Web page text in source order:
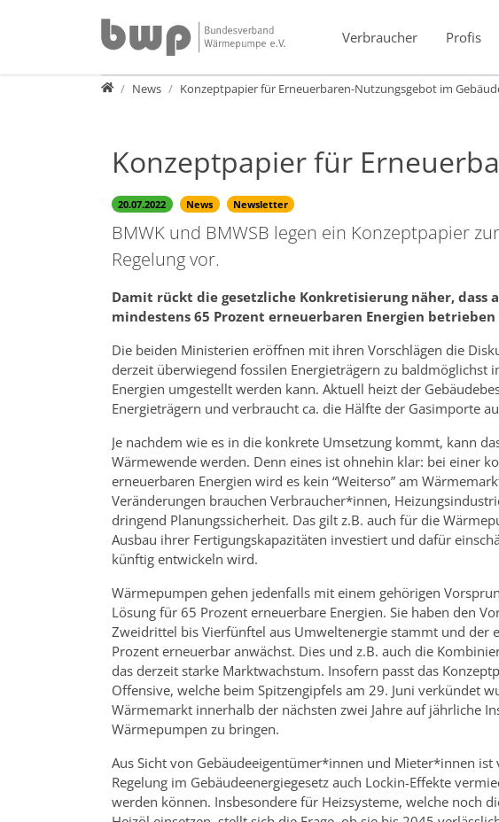
Verbraucher
Profis
PresseNews Konzeptpapier für Erneuerbaren-Nutzungsgebot im
Konzeptpapier für
20.07.2022 News Newsletter
BMWK und BMWSB legen ein Konzeptpapier
Regelung vor.
Damit rückt die gesetzliche Konkretisierung näher, dass
mindestens 65 Prozent erneuerbaren Energien
Die beiden Ministerien eröffnen mit ihren Vorschlägen die
derzeit überwiegend fossilen Energieträgern zu baldmöglichst
Energien umgestellt werden kann. Aktuell heizt der
Energieträgern und verbraucht ca. die Hälfte der Gasimporte
Je nachdem wie es in die konkrete Umsetzung kommt, kann
Wärmewende werden. Denn eines ist ohnehin klar: bei einer
erneuerbaren Energien wird es kein “Weiterso” am
Veränderungen brauchen Verbraucher*innen,
dringend Planungssicherheit. Das gilt z.B. auch für die
Ausbau ihrer Fertigungskapazitäten investiert und dafür
künftig entwickeln wird.
Wärmepumpen gehen jedenfalls mit einem gehörigen
Lösung für 65 Prozent erneuerbare Energien. Sie haben den
Zweidrittel bis Vierfünftel aus Umweltenergie stammt und der
Prozent erneuerbar anwächst. Dies und z.B. auch die
das derzeit starke Marktwachstum. Insofern passt das
Offensive, welche beim Spitzengipfels am 29. Juni verkündet
Wärmemarkt innerhalb der nächsten zwei Jahre auf jährliche
Wärmepumpen zu bringen.
Aus Sicht von Gebäudeeigentümer*innen und Mieter*innen
Regelung im Gebäudeenergiegesetz auch Lockin-Effekte
werden können. Insbesondere für Heizsysteme, welche noch